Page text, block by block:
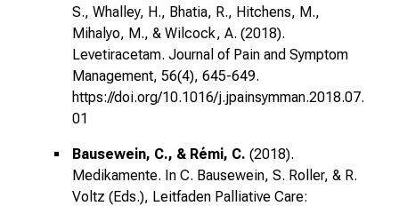
S., Whalley, H., Bhatia, R., Hitchens, M.,
Mihalyo, M., & Wilcock, A. (2018).
Levetiracetam. Journal of Pain and Symptom
Management, 56(4), 645-649.
https://doi.org/10.1016/j.jpainsymman.2018.07.
01
Bausewein, C., & Rémi, C. (2018).
Medikamente. In C. Bausewein, S. Roller, & R.
Voltz (Eds.), Leitfaden Palliative Care: